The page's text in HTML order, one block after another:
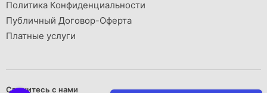
Политика Конфиденциальности
Публичный Договор-Оферта
Платные услуги
Свяжитесь с нами